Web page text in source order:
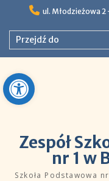
Open toolbar
content
ul. Młodzieżowa 2 –
Przejdź do
Zespół
nr 1 w
Szkoła Podstawowa